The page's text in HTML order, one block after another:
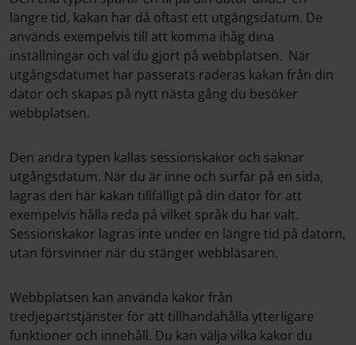
längre tid, kakan har då oftast ett utgångsdatum. De
används exempelvis till att komma ihåg dina
inställningar och val du gjort på webbplatsen. När
utgångsdatumet har passerats raderas kakan från din
dator och skapas på nytt nästa gång du besöker
webbplatsen.
Den andra typen kallas sessionskakor och saknar
utgångsdatum. När du är inne och surfar på en sida,
lagras den här kakan tillfälligt på din dator för att
exempelvis hålla reda på vilket språk du har valt.
Sessionskakor lagras inte under en längre tid på datorn,
utan försvinner när du stänger webbläsaren.
Webbplatsen kan använda kakor från
tredjepartstjänster för att tillhandahålla ytterligare
funktioner och innehåll. Du kan välja vilka kakor du